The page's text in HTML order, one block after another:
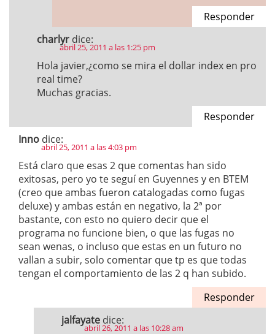
Responder
charlyr dice:
abril 25, 2011 a las 1:25 pm
Hola javier,¿como se mira el dollar index en pro
real time?
Muchas gracias.
Responder
Inno dice:
abril 25, 2011 a las 4:03 pm
Está claro que esas 2 que comentas han sido
exitosas, pero yo te seguí en Guyennes y en BTEM
(creo que ambas fueron catalogadas como fugas
deluxe) y ambas están en negativo, la 2ª por
bastante, con esto no quiero decir que el
programa no funcione bien, o que las fugas no
sean wenas, o incluso que estas en un futuro no
vallan a subir, solo comentar que tp es que todas
tengan el comportamiento de las 2 q han subido.
Responder
jalfayate dice:
abril 26, 2011 a las 10:28 am